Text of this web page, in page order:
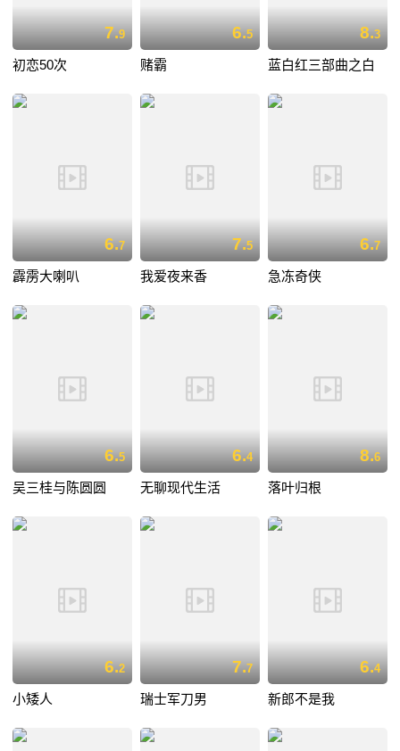
7.9
初恋50次
6.5
赌霸
8.3
蓝白红三部曲之白
6.7
霹雳大喇叭
7.5
我爱夜来香
6.7
急冻奇侠
6.5
吴三桂与陈圆圆
6.4
无聊现代生活
8.6
落叶归根
6.2
小矮人
7.7
瑞士军刀男
6.4
新郎不是我